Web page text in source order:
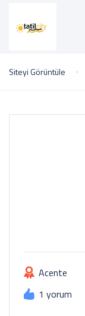
Siteyi Görüntüle
Acente
1 yorum